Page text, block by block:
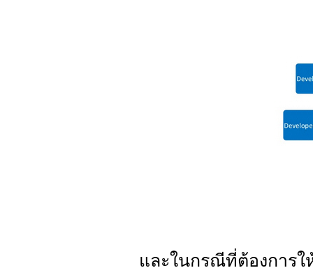
และในกรณีที่ต้องการ